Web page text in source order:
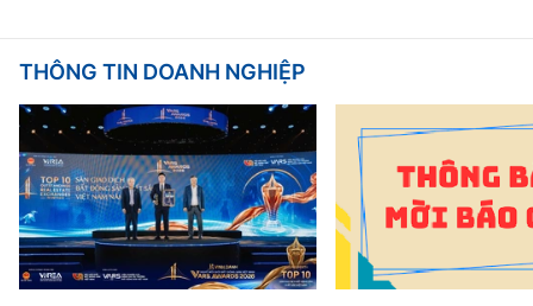
THÔNG TIN DOANH NGHIỆP